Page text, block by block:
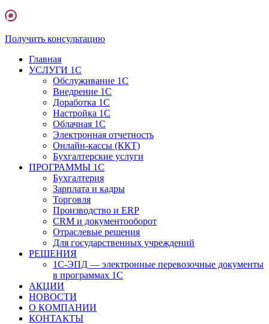
Получить консультацию
Главная
УСЛУГИ 1С
Обслуживание 1С
Внедрение 1С
Доработка 1С
Настройка 1С
Облачная 1С
Электронная отчетность
Онлайн-кассы (ККТ)
Бухгалтерские услуги
ПРОГРАММЫ 1С
Бухгалтерия
Зарплата и кадры
Торговля
Производство и ERP
CRM и документооборот
Отраслевые решения
Для государственных учреждений
РЕШЕНИЯ
1С-ЭПД — электронные перевозочные документы
в программах 1С
АКЦИИ
НОВОСТИ
О КОМПАНИИ
КОНТАКТЫ